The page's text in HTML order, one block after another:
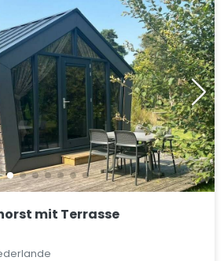
mit Terrasse